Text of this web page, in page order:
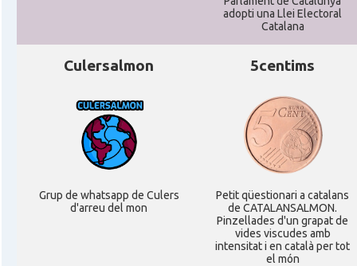
adopti una Llei Electoral
Catalana
Culersalmon
Grup de whatsapp de Culers
d'arreu del mon
5centims
Petit qüestionari a catalans
de CATALANSALMON.
Pinzellades d'un grapat de
vides viscudes amb
intensitat i en català per tot
el món